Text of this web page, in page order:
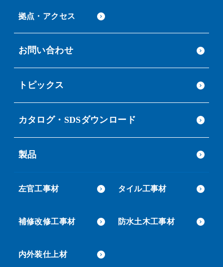
拠点・アクセス
お問い合わせ
トピックス
カタログ・SDSダウンロード
製品
左官工事材 タイル工事材
補修改修工事材 防水土木工事材
内外装仕上材